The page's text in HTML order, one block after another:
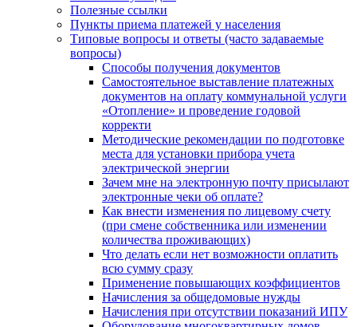
Полезные ссылки
Пункты приема платежей у населения
Типовые вопросы и ответы (часто задаваемые
вопросы)
Способы получения документов
Самостоятельное выставление платежных
документов на оплату коммунальной услуги
«Отопление» и проведение годовой
корректи
Методические рекомендации по подготовке
места для установки прибора учета
электрической энергии
Зачем мне на электронную почту присылают
электронные чеки об оплате?
Как внести изменения по лицевому счету
(при смене собственника или изменении
количества проживающих)
Что делать если нет возможности оплатить
всю сумму сразу
Применение повышающих коэффициентов
Начисления за общедомовые нужды
Начисления при отсутствии показаний ИПУ